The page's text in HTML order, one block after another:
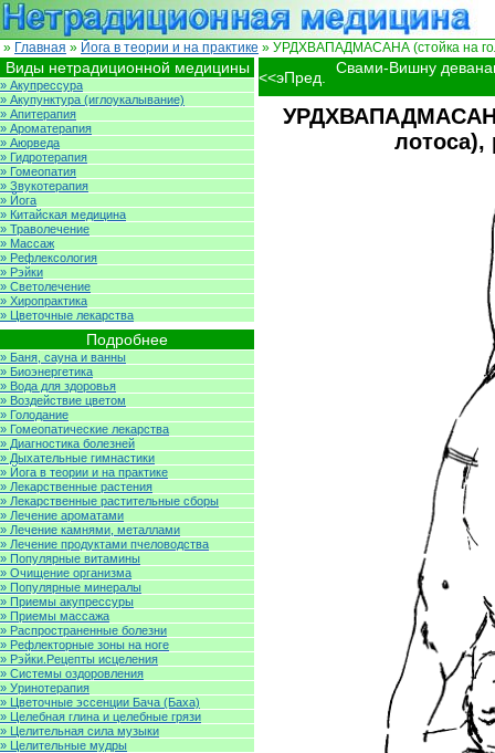
» Главная » Йога в теории и на практике » УРДХВАПАДМАСАНА (стойка на
<<эПред.
Свами-Вишну
лотоса),
Виды нетрадиционной медицины
» Акупрессура
» Акупунктура (иглоукалывание)
» Апитерапия
» Ароматерапия
» Аюрведа
» Гидротерапия
» Гомеопатия
» Звукотерапия
» Йога
» Китайская медицина
» Траволечение
» Массаж
» Рефлексология
» Рэйки
» Светолечение
» Хиропрактика
» Цветочные лекарства
Подробнее
» Баня, сауна и ванны
» Биоэнергетика
» Вода для здоровья
» Воздействие цветом
» Голодание
» Гомеопатические лекарства
» Диагностика болезней
» Дыхательные гимнастики
» Йога в теории и на практике
» Лекарственные растения
» Лекарственные растительные сборы
» Лечение ароматами
» Лечение камнями, металлами
» Лечение продуктами пчеловодства
» Популярные витамины
» Очищение организма
» Популярные минералы
» Приемы акупрессуры
» Приемы массажа
» Распространенные болезни
» Рефлекторные зоны на ноге
» Рэйки.Рецепты исцеления
» Системы оздоровления
» Уринотерапия
» Цветочные эссенции Бача (Баха)
» Целебная глина и целебные грязи
» Целительная сила музыки
» Целительные мудры